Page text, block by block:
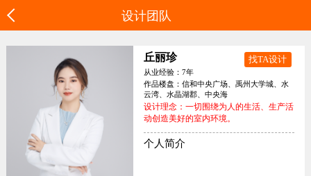
设计团队
丘丽珍 找TA设计
从业经验：7年
作品楼盘：信和中央广场、禹州大学城、水
云湾、水晶湖郡、中央海
设计理念：一切围绕为人的生活、生产活
动创造美好的室内环境。
个人简介